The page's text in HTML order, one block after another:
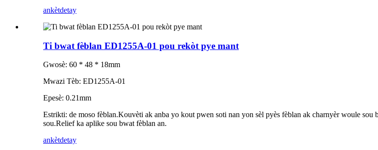
ankètdetay
Ti bwat fèblan ED1255A-01 pou rekòt pye mant
Gwosè: 60 * 48 * 18mm
Mwazi Tèb: ED1255A-01
Epesè: 0.21mm
Estrikti: de moso fèblan.Kouvèti ak anba yo kout pwen soti nan yon sèl pyès fèblan ak charnyèr woule
sou.Relief ka aplike sou bwat fèblan an.
ankètdetay